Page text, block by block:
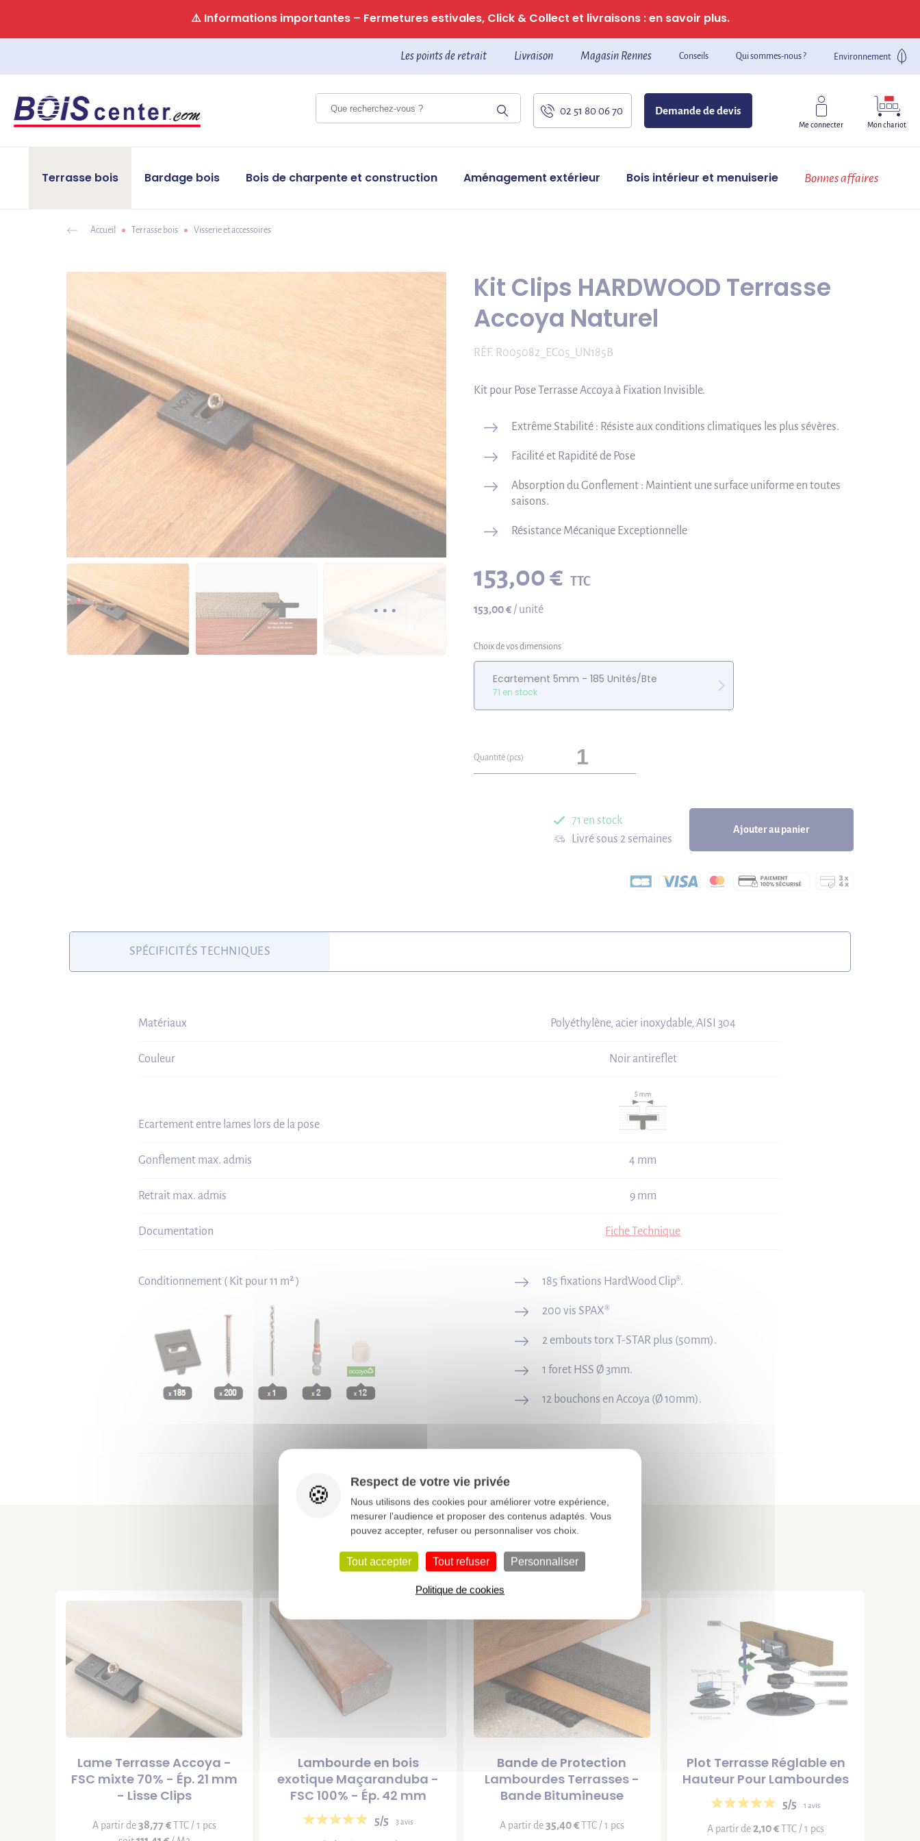
⚠️ Informations importantes – Fermetures estivales, Click & Collect et livraisons : en savoir plus.
Les points de retrait Livraison Magasin Rennes Conseils Qui sommes-nous ? Environnement
02 51 80 06 70 Demande de devis
Me connecter Mon chariot
Terrasse bois Bardage bois Bois de charpente et construction Aménagement extérieur Bois intérieur et menuiserie Bonnes affaires
Accueil Terrasse bois Visserie et accessoires
Kit Clips HARDWOOD Terrasse
Accoya Naturel
RÉF. R005082_EC05_UN185B
Kit pour Pose Terrasse Accoya à Fixation Invisible.
Extrême Stabilité : Résiste aux conditions climatiques les plus sévères.
Facilité et Rapidité de Pose
Absorption du Gonflement : Maintient une surface uniforme en toutes
saisons.
Résistance Mécanique Exceptionnelle
153,00 € TTC
153,00 € / unité
Choix de vos dimensions
Ecartement 5mm - 185 Unités/Bte
71 en stock
Quantité (pcs)
71 en stock
Livré sous 2 semaines
Ajouter au panier
SPÉCIFICITÉS TECHNIQUES
Matériaux Polyéthylène, acier inoxydable, AISI 304
Couleur Noir antireflet
Ecartement entre lames lors de la pose
Gonflement max. admis 4 mm
Retrait max. admis 9 mm
Documentation Fiche Technique
Conditionnement ( Kit pour 11 m² ) 185 fixations HardWood Clip®.
200 vis SPAX®
2 embouts torx T-STAR plus (50mm).
1 foret HSS Ø 3mm.
12 bouchons en Accoya (Ø 10mm).
Vous aimerezaussi
Lame Terrasse Accoya -
FSC mixte 70% - Ép. 21 mm
- Lisse Clips
A partir de38,77 €TTC / 1 pcs
Lambourde en bois
exotique Maçaranduba -
FSC 100% - Ép. 42 mm
5/5 3 avis
Bande de Protection
Lambourdes Terrasses -
Bande Bitumineuse
A partir de35,40 €TTC / 1 pcs
Plot Terrasse Réglable en
Hauteur Pour Lambourdes
5/5 1 avis
A partir de2,10 €TTC / 1 pcs
Respect de votre vie privée
Nous utilisons des cookies pour améliorer votre expérience,
mesurer l'audience et proposer des contenus adaptés. Vous
pouvez accepter, refuser ou personnaliser vos choix.
Tout accepter Tout refuser Personnaliser
Politique de cookies